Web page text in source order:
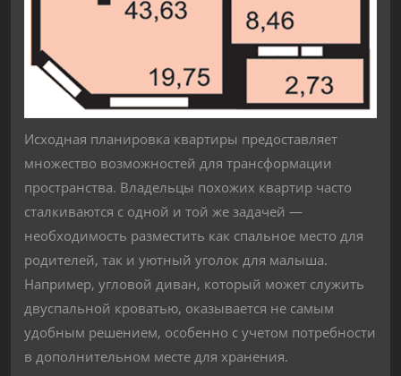
Исходная планировка квартиры предоставляет
множество возможностей для трансформации
пространства. Владельцы похожих квартир часто
сталкиваются с одной и той же задачей —
необходимость разместить как спальное место для
родителей, так и уютный уголок для малыша.
Например, угловой диван, который может служить
двуспальной кроватью, оказывается не самым
удобным решением, особенно с учетом потребности
в дополнительном месте для хранения.